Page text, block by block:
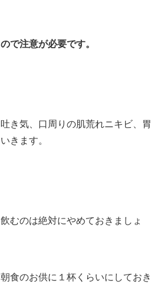
で注意が必要です。
き気、口周りの肌荒れニキビ、胃
きます。
むのは絶対にやめておきましょ
食のお供に１杯くらいにしておき